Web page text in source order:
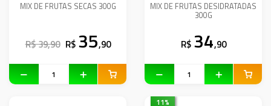
MIX DE FRUTAS SECAS 300G
R$ 39,90 R$ 35,90
MIX DE FRUTAS DESIDRATADAS
300G
R$ 34,90
11%